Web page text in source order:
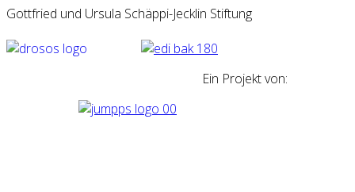
Gottfried und Ursula Schäppi-Jecklin Stiftung
Ein Projekt von: